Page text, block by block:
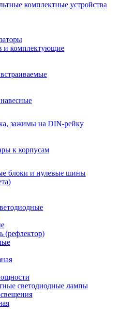
комплектные устройства
и комплектующие
зажимы на DIN-рейку
к корпусам
блоки и нулевые шины
(рефлектор)
светодиодные лампы